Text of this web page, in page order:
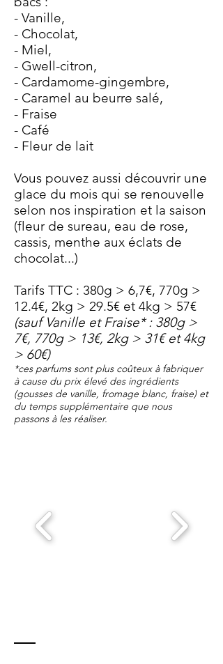
- Vanille,
- Chocolat,
- Miel,
- Gwell-citron,
- Cardamome-gingembre,
- Caramel au beurre salé,
- Fraise
- Café
- Fleur de lait
Vous pouvez aussi découvrir une
glace du mois qui se renouvelle
selon nos inspiration et la saison
(fleur de sureau, eau de rose,
cassis, menthe aux éclats de
chocolat...)
Tarifs TTC : 380g > 6,7€, 770g >
12.4€, 2kg > 29.5€ et 4kg > 57€
(sauf Vanille et Fraise* : 380g >
7€, 770g > 13€, 2kg > 31€ et 4kg
> 60€)
*ces parfums sont plus coûteux à fabriquer
à cause du prix élevé des ingrédients
(gousses de vanille, fromage blanc, fraise) et
du temps supplémentaire que nous
passons à les réaliser.